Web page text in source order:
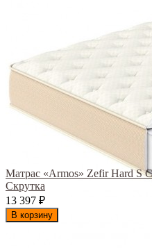
Матрас «Armos» Zefir Hard S
Скрутка
13 397 ₽
В корзину